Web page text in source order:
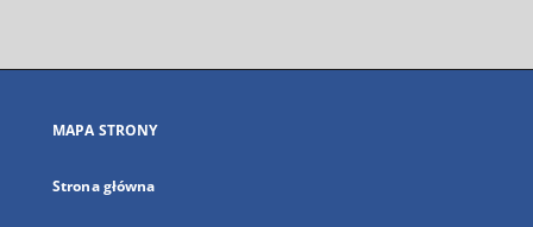
się
karcie
MAPA STRONY
Strona główna